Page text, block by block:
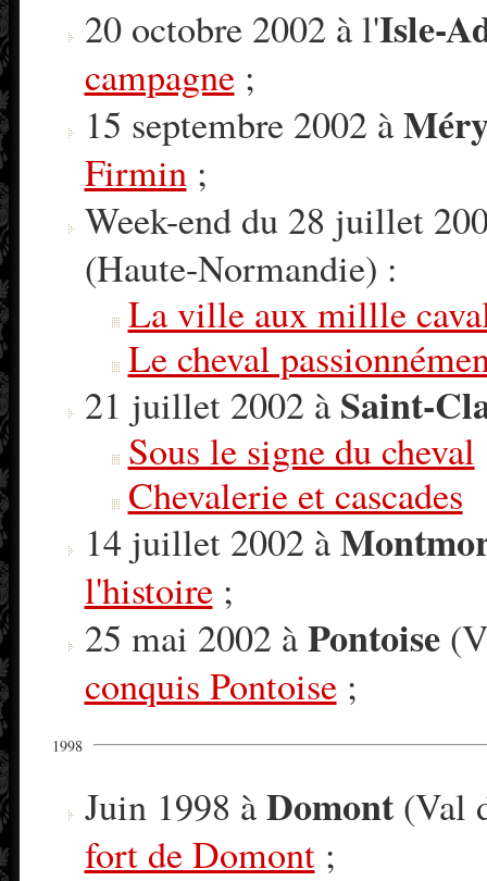
20 octobre 2002 à l'Isle-
campagne;
15 septembre 2002 à
Firmin;
Week-end du 28 juillet
(Haute-Normandie) :
La ville aux millle
Le cheval
21 juillet 2002 à Saint-
Sous le signe du cheval
Chevalerie et cascades
14 juillet 2002 à
l'histoire;
25 mai 2002 àPontoise
conquis Pontoise;
1998
Juin 1998 àDomont(Val
fort de Domont;